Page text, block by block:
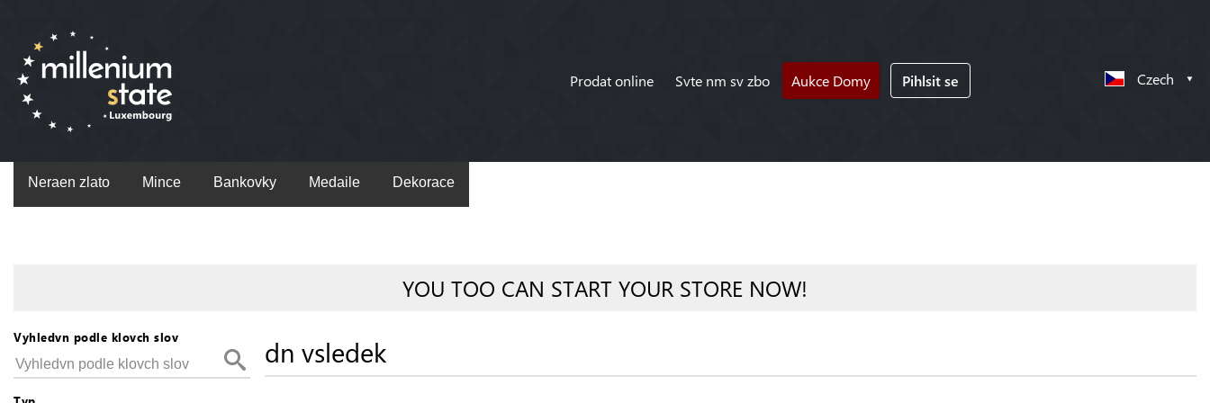
Prodat online Svte nm sv zbo Aukce Domy Pihlsit se Czech
Neraen zlato Mince Bankovky Medaile Dekorace
YOU TOO CAN START YOUR STORE NOW!
Vyhledvn podle klovch slov dn vsledek